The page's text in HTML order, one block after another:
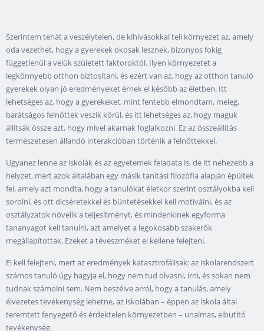
Szerintem tehát a veszélytelen, de kihívásokkal teli környezet az, amely
oda vezethet, hogy a gyerekek okosak lesznek, bizonyos fokig
függetlenül a velük született faktoroktól. Ilyen környezetet a
legkönnyebb otthon biztosítani, és ezért van az, hogy az otthon tanuló
gyerekek olyan jó eredményeket érnek el később az életben. Itt
lehetséges az, hogy a gyerekeket, mint fentebb elmondtam, meleg,
barátságos felnőttek veszik körül, és itt lehetséges az, hogy maguk
állítsák össze azt, hogy mivel akarnak foglalkozni. Ez az összeállítás
természetesen állandó interakcióban történik a felnőttekkel.
Ugyanez lenne az iskolák és az egyetemek feladata is, de itt nehezebb a
helyzet, mert azok általában egy másik tanítási filozófia alapján épültek
fel, amely azt mondta, hogy a tanulókat életkor szerint osztályokba kell
sorolni, és ott dicséretekkel és büntetésekkel kell motiválni, és az
osztályzatok növelik a teljesítményt, és mindenkinek egyforma
tananyagot kell tanulni, azt amelyet a legokosabb szakerők
megállapítottak. Ezeket a téveszméket el kellene felejteni.
El kell felejteni, mert az eredmények katasztrofálisak: az iskolarendszert
számos tanuló úgy hagyja el, hogy nem tud olvasni, írni, és sokan nem
tudnak számolni sem. Nem beszélve arról, hogy a tanulás, amely
élvezetes tevékenység lehetne, az iskolában – éppen az iskola által
teremtett fenyegető és érdektelen környezetben – unalmas, elbutító
tevékenység.